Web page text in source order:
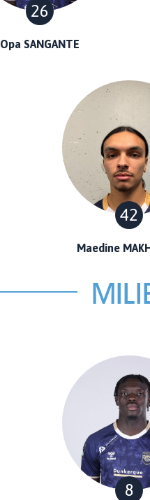
26
Opa SANGANTE
42
Maedine
8